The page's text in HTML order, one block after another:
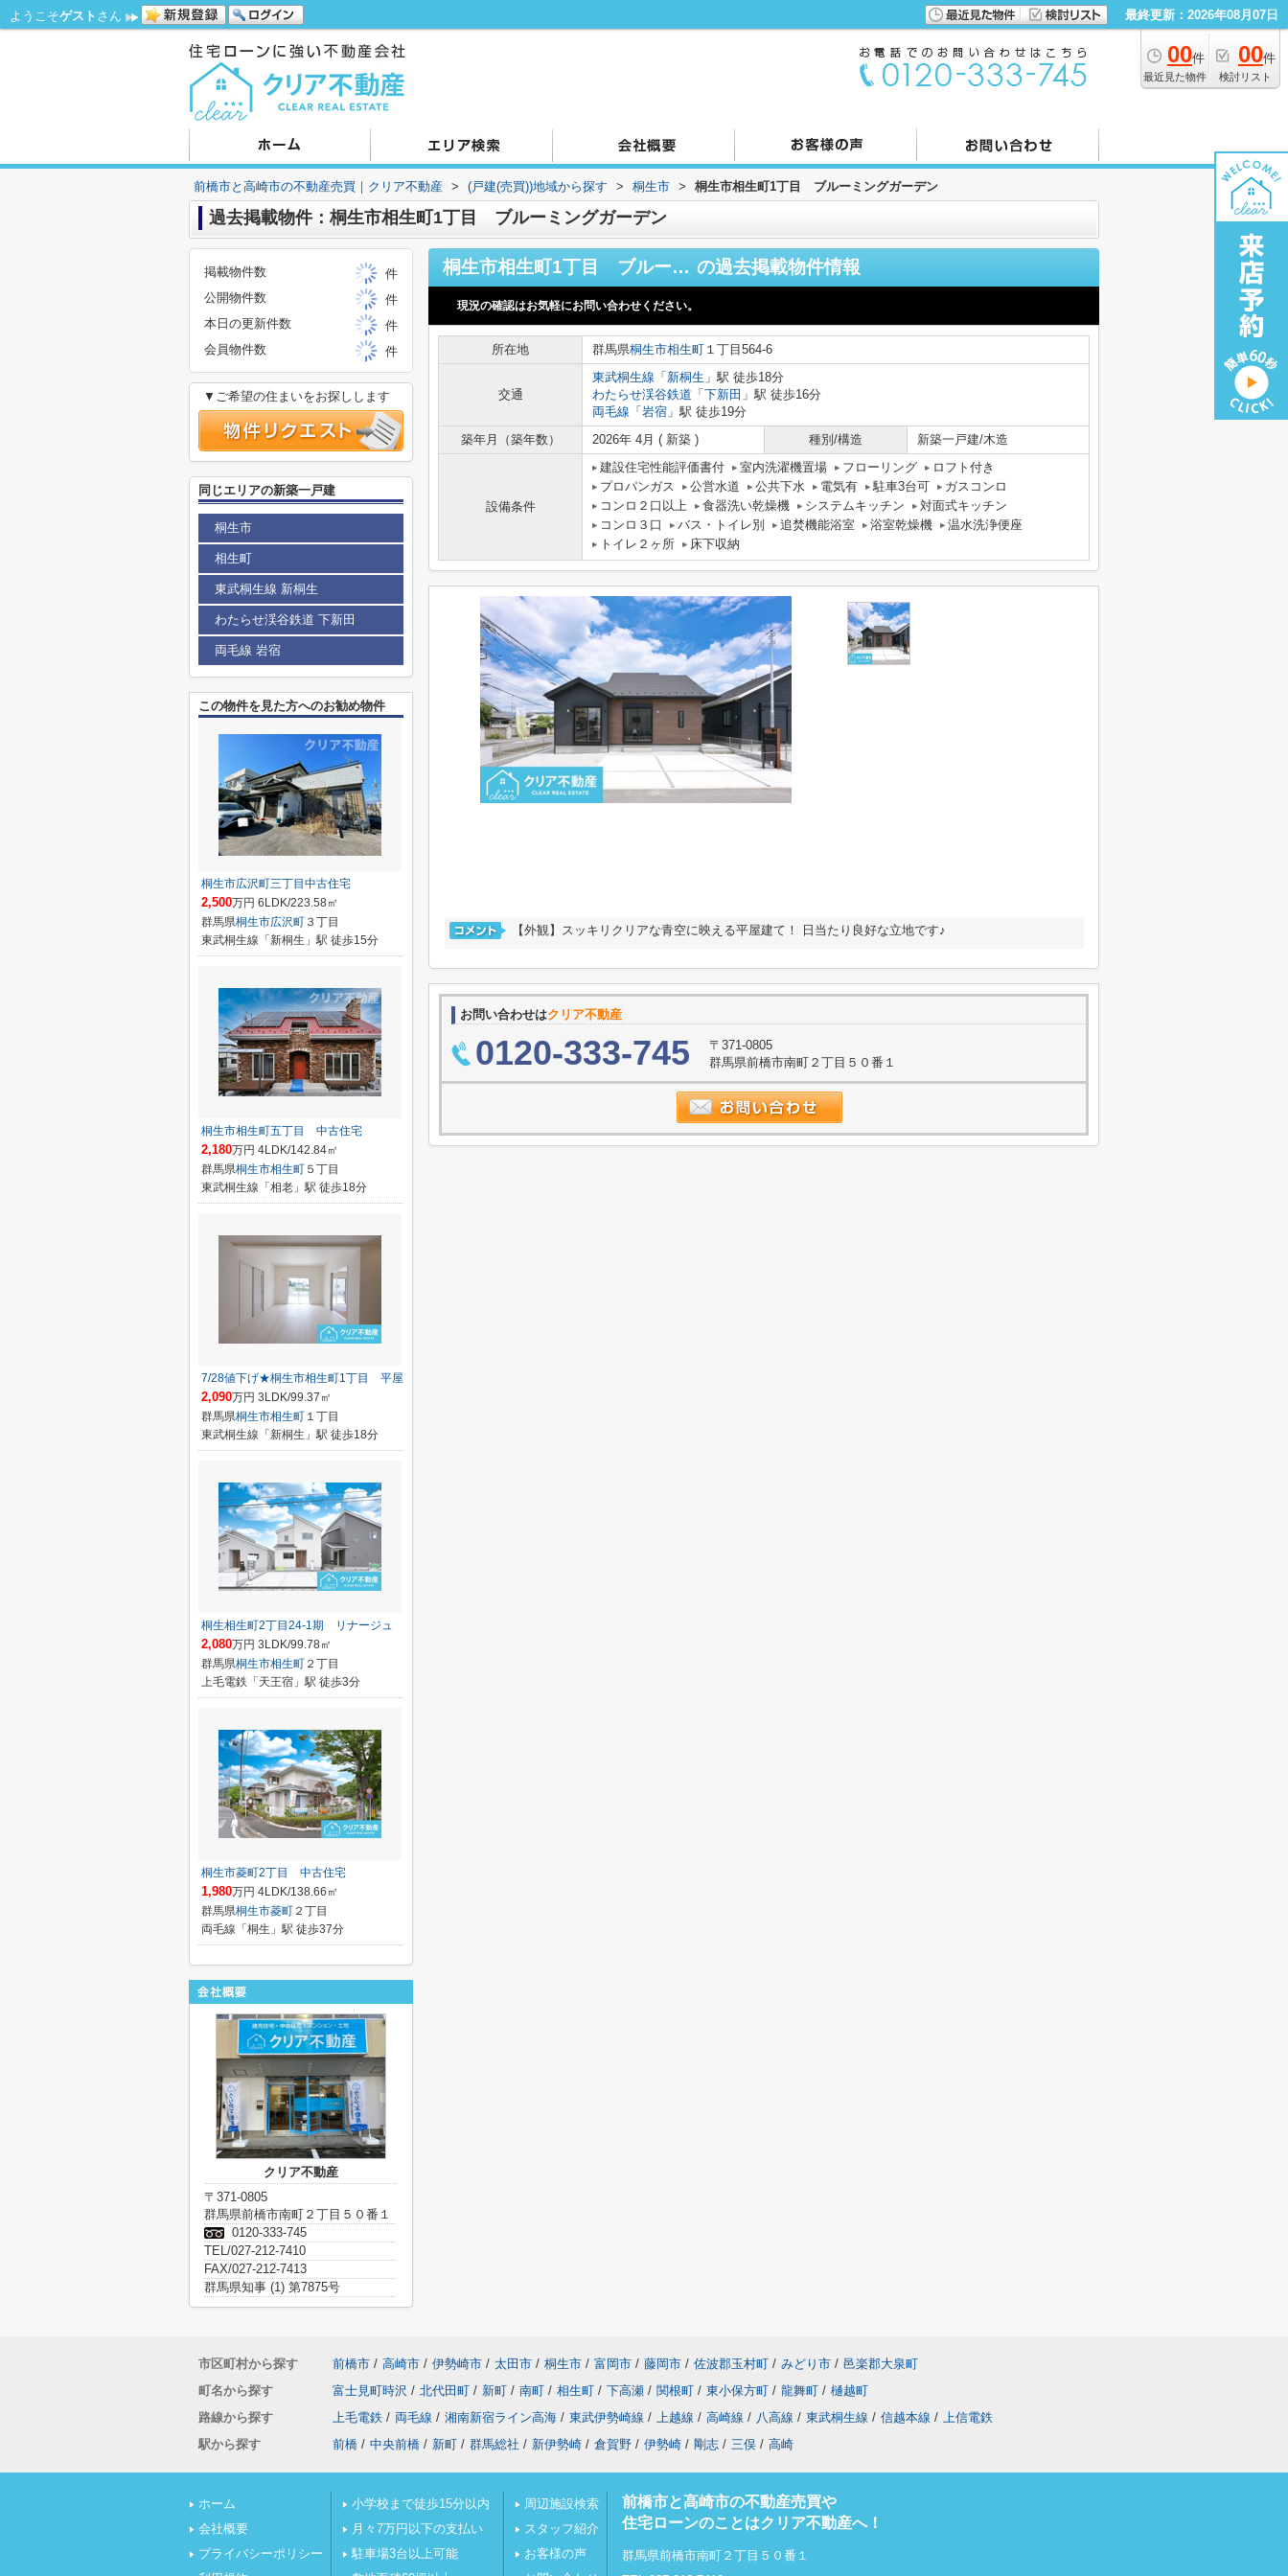
ようこそゲスト さん 最終更新：2026年08月07日
00件
最近見た物件
00件
検討リスト
前橋市と高崎市の不動産売買｜クリア不動産 > (戸建(売買))地域から探す > 桐生市 > 桐生市相生町1丁目 ブルーミングガーデン
過去掲載物件：桐生市相生町1丁目 ブルーミングガーデン
桐生市相生町1丁目 ブルーミングガーデン の過去掲載物件情報
現況の確認はお気軽にお問い合わせください。
所在地 群馬県桐生市相生町 １丁目564-6
交通
東武桐生線 「 新桐生 」駅 徒歩18分
わたらせ渓谷鉄道 「 下新田 」駅 徒歩16分
両毛線 「 岩宿 」駅 徒歩19分
築年月（築年数）
2026年 4月 ( 新築 ) 種別/構造 新築一戸建/木造
設備条件
建設住宅性能評価書付 室内洗濯機置場 フローリング
ロフト付き
プロパンガス
公営水道 公共下水 電気有 駐車3台可
ガスコンロ
コンロ２口以上
食器洗い乾燥機 システムキッチン
対面式キッチン
コンロ３口
バス・トイレ別 追焚機能浴室 浴室乾燥機
温水洗浄便座
トイレ２ヶ所
床下収納
【外観】スッキリクリアな青空に映える平屋建て！ 日当たり良好な立地です♪
お問い合わせはクリア不動産
0120-333-745
〒371-0805
群馬県前橋市南町２丁目５０番１
掲載物件数
件
公開物件数
件
本日の更新件数
件
会員物件数
件
▼ご希望の住まいをお探しします
同じエリアの新築一戸建
桐生市
相生町
東武桐生線 新桐生
わたらせ渓谷鉄道 下新田
両毛線 岩宿
この物件を見た方へのお勧め物件
桐生市広沢町三丁目中古住宅
2,500万円 6LDK/223.58㎡
群馬県桐生市広沢町 ３丁目
東武桐生線「新桐生」駅 徒歩15分
桐生市相生町五丁目 中古住宅
2,180万円 4LDK/142.84㎡
群馬県桐生市相生町 ５丁目
東武桐生線「相老」駅 徒歩18分
7/28値下げ★桐生市相生町1丁目 平屋
2,090万円 3LDK/99.37㎡
群馬県桐生市相生町 １丁目
東武桐生線「新桐生」駅 徒歩18分
桐生相生町2丁目24-1期 リナージュ
2,080万円 3LDK/99.78㎡
群馬県桐生市相生町 ２丁目
上毛電鉄「天王宿」駅 徒歩3分
桐生市菱町2丁目 中古住宅
1,980万円 4LDK/138.66㎡
群馬県桐生市菱町 ２丁目
両毛線「桐生」駅 徒歩37分
クリア不動産
〒371-0805
群馬県前橋市南町２丁目５０番１
0120-333-745
TEL/027-212-7410
FAX/027-212-7413
群馬県知事 (1) 第7875号
市区町村から探す 前橋市 / 高崎市 / 伊勢崎市 / 太田市 / 桐生市 / 富岡市 / 藤岡市 / 佐波郡玉村町 / みどり市 / 邑楽郡大泉町
町名から探す
富士見町時沢 / 北代田町 / 新町 / 南町 / 相生町 / 下高瀬 / 関根町 / 東小保方町 / 龍舞町 / 樋越町
路線から探す
上毛電鉄 / 両毛線 / 湘南新宿ライン高海 / 東武伊勢崎線 / 上越線 / 高崎線 / 八高線 / 東武桐生線 / 信越本線 / 上信電鉄
駅から探す
前橋 / 中央前橋 / 新町 / 群馬総社 / 新伊勢崎 / 倉賀野 / 伊勢崎 / 剛志 / 三俣 / 高崎
ホーム
会社概要
プライバシーポリシー
小学校まで徒歩15分以内
月々7万円以下の支払い
駐車場3台以上可能
周辺施設検索
スタッフ紹介
お客様の声
前橋市と高崎市の不動産売買や
住宅ローンのことはクリア不動産へ！
群馬県前橋市南町２丁目５０番１